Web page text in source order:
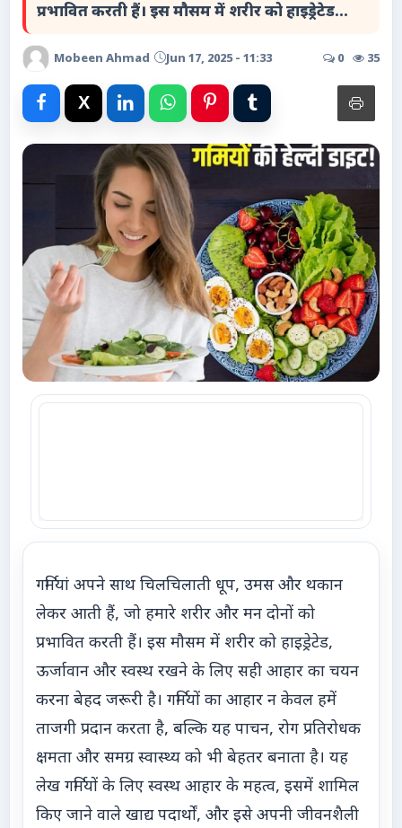
धर्म और अध्यात्म
Advertise with Us
Videos
Contacts
प्रभावित करती हैं। इस मौसम में शरीर को हाइड्रेटेड...
Mobeen Ahmad Jun 17, 2025 - 11:33 0 35
गर्मियां अपने साथ चिलचिलाती धूप, उमस और थकान
लेकर आती हैं, जो हमारे शरीर और मन दोनों को
प्रभावित करती हैं। इस मौसम में शरीर को हाइड्रेटेड,
ऊर्जावान और स्वस्थ रखने के लिए सही आहार का चयन
करना बेहद जरूरी है। गर्मियों का आहार न केवल हमें
ताजगी प्रदान करता है, बल्कि यह पाचन, रोग प्रतिरोधक
क्षमता और समग्र स्वास्थ्य को भी बेहतर बनाता है। यह
लेख गर्मियों के लिए स्वस्थ आहार के महत्व, इसमें शामिल
किए जाने वाले खाद्य पदार्थों, और इसे अपनी जीवनशैली